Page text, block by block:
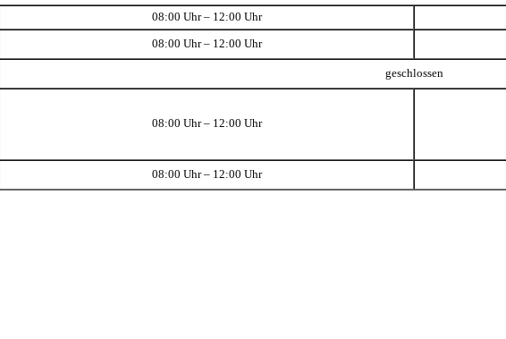
08:00 Uhr – 12:00 Uhr
08:00 Uhr – 12:00 Uhr
geschlossen
08:00 Uhr – 12:00 Uhr
08:00 Uhr – 12:00 Uhr